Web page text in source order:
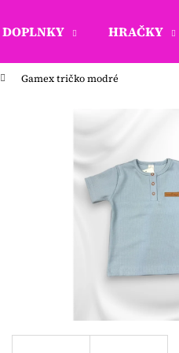
DOPLNKY HRAČKY
Gamex tričko modré
Čo potrebujete
Odporúčame